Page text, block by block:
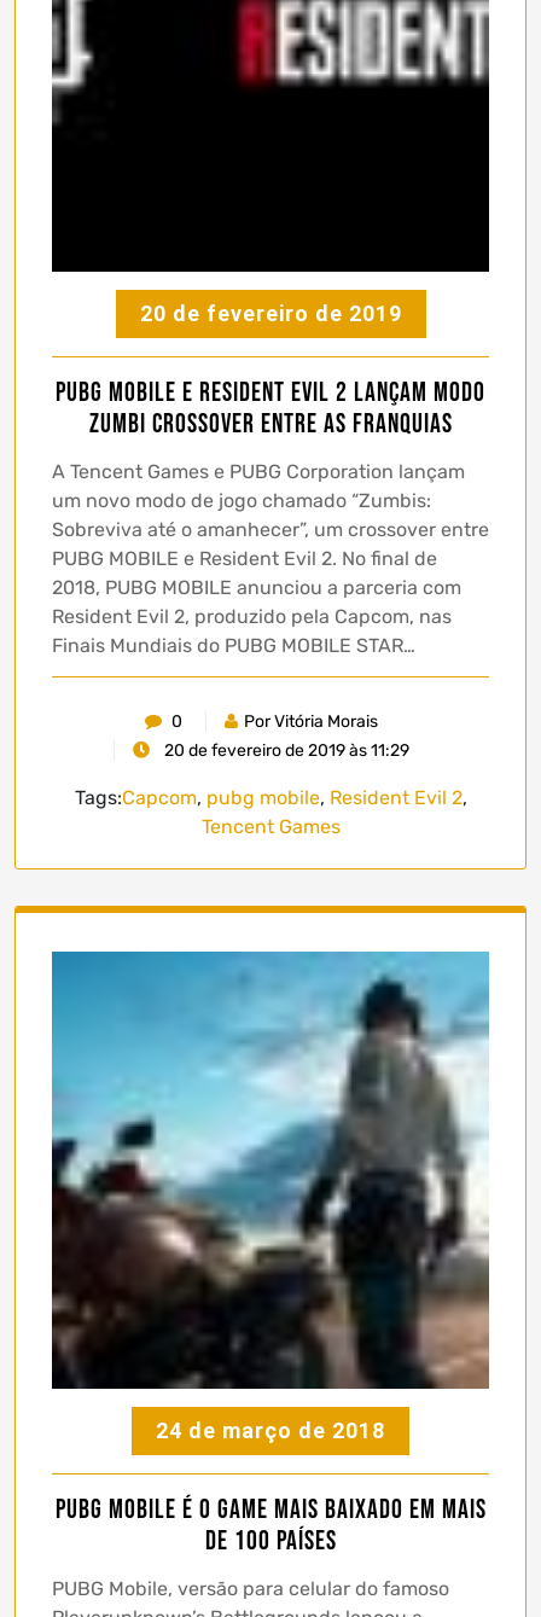
20 de fevereiro de 2019
PUBG MOBILE e Resident Evil 2 lançam modo
zumbi crossover entre as franquias
A Tencent Games e PUBG Corporation lançam
um novo modo de jogo chamado “Zumbis:
Sobreviva até o amanhecer”, um crossover entre
PUBG MOBILE e Resident Evil 2. No final de
2018, PUBG MOBILE anunciou a parceria com
Resident Evil 2, produzido pela Capcom, nas
Finais Mundiais do PUBG MOBILE STAR…
0
Por Vitória Morais
20 de fevereiro de 2019 às 11:29
Tags:Capcom, pubg mobile, Resident Evil 2,
Tencent Games
24 de março de 2018
PUBG Mobile é o game mais baixado em mais
de 100 países
PUBG Mobile, versão para celular do famoso